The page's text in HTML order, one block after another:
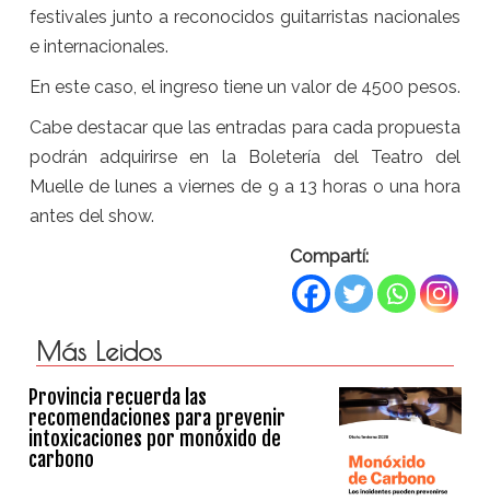
festivales junto a reconocidos guitarristas nacionales
e internacionales.
En este caso, el ingreso tiene un valor de 4500 pesos.
Cabe destacar que las entradas para cada propuesta
podrán adquirirse en la Boletería del Teatro del
Muelle de lunes a viernes de 9 a 13 horas o una hora
antes del show.
Compartí:
Más Leidos
Provincia recuerda las
recomendaciones para prevenir
intoxicaciones por monóxido de
carbono